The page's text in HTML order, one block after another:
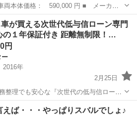
ォレスター ■ グレード名： Ｓ－リ
ブラインドスポットモニター 冬タ
ター
が買える次世代低与信ローン専門
の１年保証付き 距離無制限！…
円
ー
2016年
2月25日
分割払いで購入できます。 ☑️年間１
フォレスター 車両
えば・・・やっぱりスバルでしょ♪